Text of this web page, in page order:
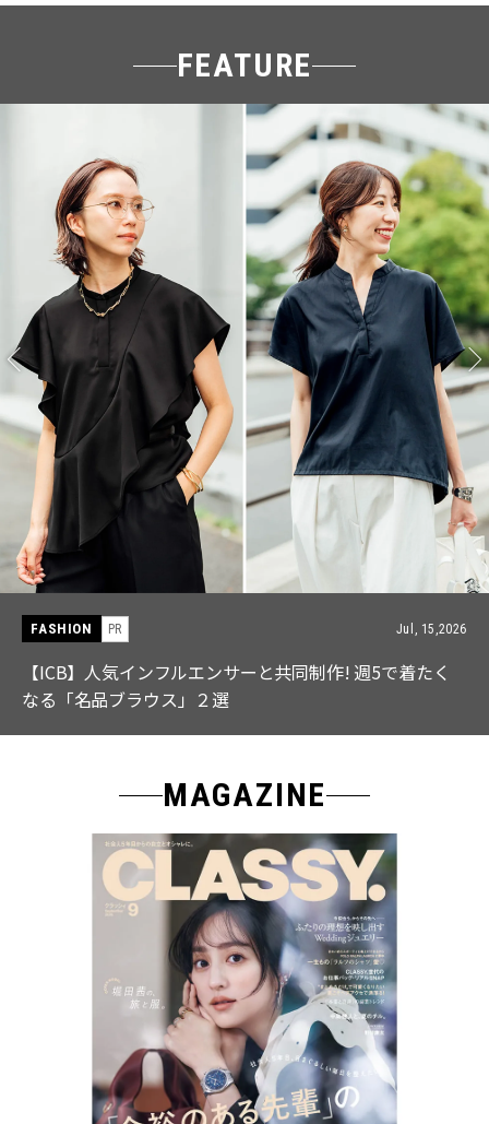
FEATURE
FASHION PR Jul, 15,2026
【ICB】人気インフルエンサーと共同制作! 週5で着たく
なる「名品ブラウス」２選
MAGAZINE